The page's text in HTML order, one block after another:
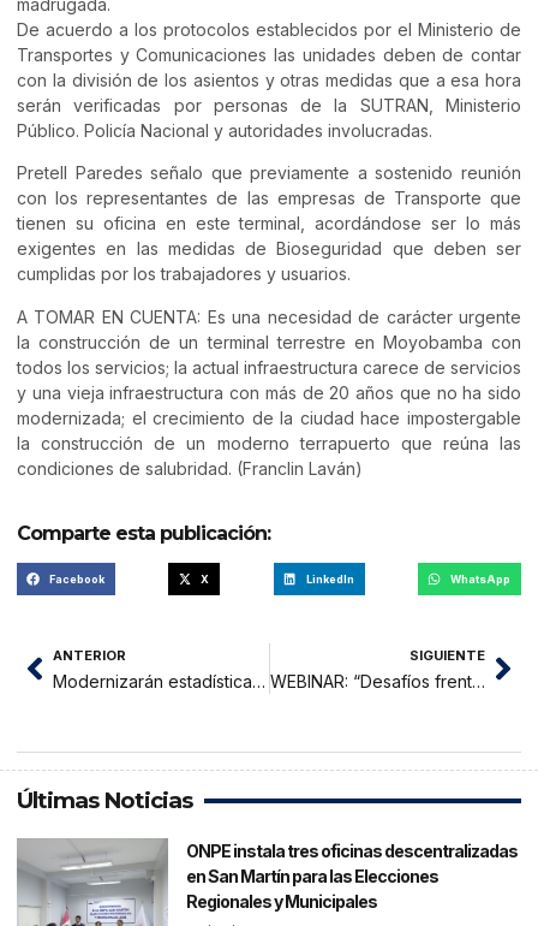
De acuerdo a los protocolos establecidos por el Ministerio de
Transportes y Comunicaciones las unidades deben de contar
con la división de los asientos y otras medidas que a esa hora
serán verificadas por personas de la SUTRAN, Ministerio
Público. Policía Nacional y autoridades involucradas.
Pretell Paredes señalo que previamente a sostenido reunión
con los representantes de las empresas de Transporte que
tienen su oficina en este terminal, acordándose ser lo más
exigentes en las medidas de Bioseguridad que deben ser
cumplidas por los trabajadores y usuarios.
A TOMAR EN CUENTA: Es una necesidad de carácter urgente
la construcción de un terminal terrestre en Moyobamba con
todos los servicios; la actual infraestructura carece de servicios
y una vieja infraestructura con más de 20 años que no ha sido
modernizada; el crecimiento de la ciudad hace impostergable
la construcción de un moderno terrapuerto que reúna las
condiciones de salubridad. (Franclin Laván)
Comparte esta publicación:
Facebook X LinkedIn WhatsApp
ANTERIOR
Modernizarán estadísticas agropecuarias de la región San Martín
SIGUIENTE
WEBINAR: “Desafíos frente a la digitalización en tiempos de pandemia”
Últimas Noticias
ONPE instala tres oficinas descentralizadas
en San Martín para las Elecciones
Regionales y Municipales